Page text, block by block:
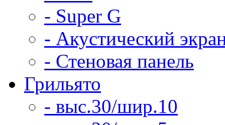
- Super G
- Акустический
- Стеновая панель
Грильято
- выс.30/шир.10